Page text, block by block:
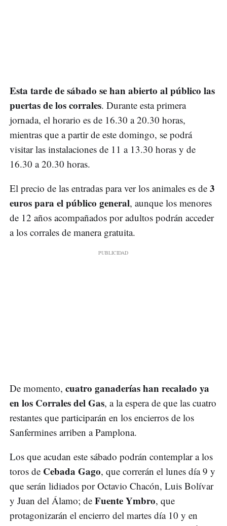
Esta tarde de sábado se han abierto al público las
puertas de los corrales. Durante esta primera
jornada, el horario es de 16.30 a 20.30 horas,
mientras que a partir de este domingo, se podrá
visitar las instalaciones de 11 a 13.30 horas y de
16.30 a 20.30 horas.
El precio de las entradas para ver los animales es de 3
euros para el público general, aunque los menores
de 12 años acompañados por adultos podrán acceder
a los corrales de manera gratuita.
De momento, cuatro ganaderías han recalado ya
en los Corrales del Gas, a la espera de que las cuatro
restantes que participarán en los encierros de los
Sanfermines arriben a Pamplona.
Los que acudan este sábado podrán contemplar a los
toros de Cebada Gago, que correrán el lunes día 9 y
que serán lidiados por Octavio Chacón, Luis Bolívar
y Juan del Álamo; de Fuente Ymbro, que
protagonizarán el encierro del martes día 10 y en